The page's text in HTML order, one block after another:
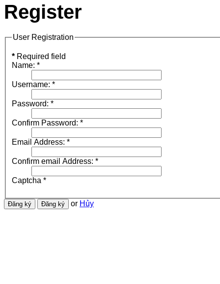
Register
User Registration
* Required field
Name: *
Username: *
Password: *
Confirm Password: *
Email Address: *
Confirm email Address: *
Captcha *
or Hủy